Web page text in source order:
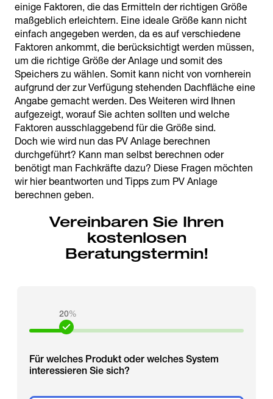
einige Faktoren, die das Ermitteln der richtigen Größe
maßgeblich erleichtern. Eine ideale Größe kann nicht
einfach angegeben werden, da es auf verschiedene
Faktoren ankommt, die berücksichtigt werden müssen,
um die richtige Größe der Anlage und somit des
Speichers zu wählen. Somit kann nicht von vornherein
aufgrund der zur Verfügung stehenden Dachfläche eine
Angabe gemacht werden. Des Weiteren wird Ihnen
aufgezeigt, worauf Sie achten sollten und welche
Faktoren ausschlaggebend für die Größe sind.
Doch wie wird nun das PV Anlage berechnen
durchgeführt? Kann man selbst berechnen oder
benötigt man Fachkräfte dazu? Diese Fragen möchten
wir hier beantworten und Tipps zum PV Anlage
berechnen geben.
Vereinbaren Sie Ihren
kostenlosen
Beratungstermin!
20%
Für welches Produkt oder welches System
interessieren Sie sich?